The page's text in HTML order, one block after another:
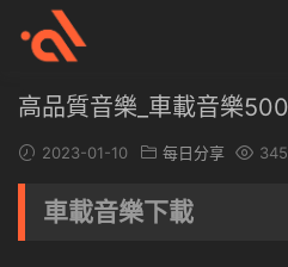
高品質音樂_車載音樂
2023-01-10 每日分享 345
車載音樂下載